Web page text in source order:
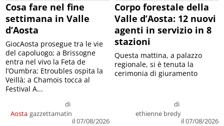
Cosa fare nel fine
settimana in Valle
d’Aosta
Aosta
di
gazzettamatin
il 07/08/2026
GiocAosta prosegue tra le vie
del capoluogo; a Brissogne
entra nel vivo la Feta de
l’Oumbra; Etroubles ospita la
Veillà; a Chamois tocca al
Festival A...
Corpo forestale della
Valle d’Aosta: 12 nuovi
agenti in servizio in 8
stazioni
di
ethienne bredy
il 07/08/2026
Questa mattina, a palazzo
regionale, si è tenuta la
cerimonia di giuramento